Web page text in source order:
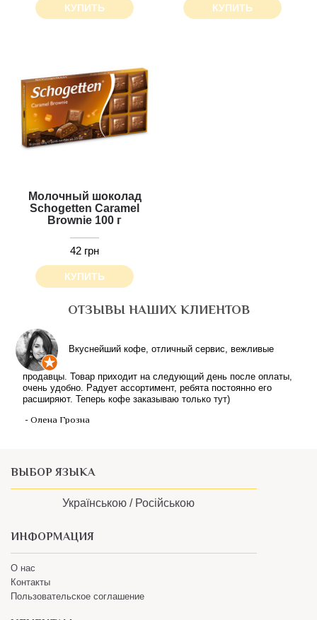
КУПИТЬ КУПИТЬ
Молочный шоколад
Schogetten Caramel
Brownie 100 г
42 грн
КУПИТЬ
ОТЗЫВЫ НАШИХ КЛИЕНТОВ
Вкуснейший кофе, отличный сервис, вежливые
продавцы. Товар приходит на следующий день после оплаты,
очень удобно. Радует ассортимент, ребята постоянно его
расширяют. Теперь кофе заказываю только тут)
- Олена Грозна
КЛИЕНТАМ